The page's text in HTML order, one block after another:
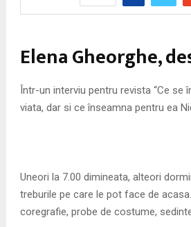
Elena Gheorghe,
Într-un interviu pentru revista “Ce
viata, dar si ce înseamna pentru ea
Uneori la 7.00 dimineata, alteori
treburile pe care le pot face de
coregrafie, probe de costume,